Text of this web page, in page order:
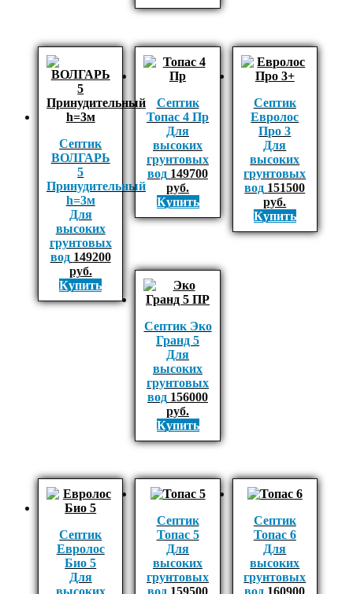
Септик
ВОЛГАРЬ
5
Принудительный
h=3м
Для
высоких
грунтовых
вод 149200
руб.
Купить
Септик
Топас 4 Пр
Для
высоких
грунтовых
вод 149700
руб.
Купить
Септик
Евролос
Про 3
Для
высоких
грунтовых
вод 151500
руб.
Купить
Септик Эко
Гранд 5
Для
высоких
грунтовых
вод 156000
руб.
Купить
Септик
Евролос
Био 5
Для
Септик
Топас 5
Для
высоких
грунтовых
Септик
Топас 6
Для
высоких
грунтовых